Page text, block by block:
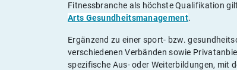
Fitnessbranche als höchste Qualifikation
Arts Gesundheitsmanagement.
Ergänzend zu einer sport- bzw.
verschiedenen Verbänden sowie
spezifische Aus- oder Weiterbildungen, mit